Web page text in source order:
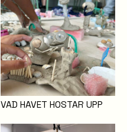
VAD HAVET HOSTAR UPP